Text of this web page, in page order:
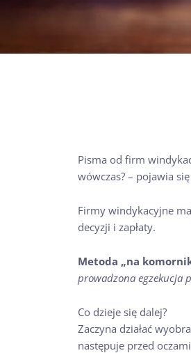
Pisma od firm
wówczas? – pojawia
Firmy windykacyjne
decyzji i zapłaty.
Metoda „na
prowadzona egzekucja
Co dzieje się dalej?
Zaczyna działać
następuje przed